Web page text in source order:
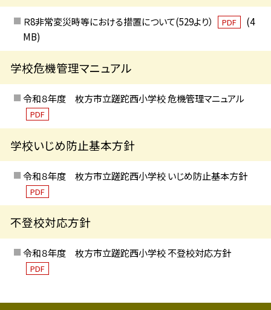
Ｒ8非常変災時等における措置について(529より） PDF
(4
MB)
学校危機管理マニュアル
令和８年度 枚方市立蹉跎西小学校 危機管理マニュアル
PDF
学校いじめ防止基本方針
令和８年度 枚方市立蹉跎西小学校 いじめ防止基本方針
PDF
不登校対応方針
令和８年度 枚方市立蹉跎西小学校 不登校対応方針
PDF